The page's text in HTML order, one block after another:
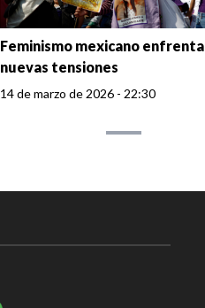
Feminismo mexicano enfrenta
nuevas tensiones
14 de marzo de 2026 - 22:30